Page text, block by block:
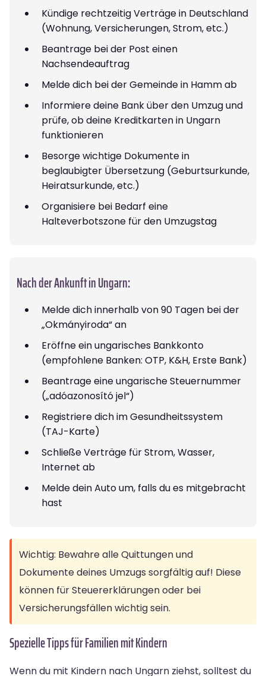
Kündige rechtzeitig Verträge in Deutschland
(Wohnung, Versicherungen, Strom, etc.)
Beantrage bei der Post einen
Nachsendeauftrag
Melde dich bei der Gemeinde in Hamm ab
Informiere deine Bank über den Umzug und
prüfe, ob deine Kreditkarten in Ungarn
funktionieren
Besorge wichtige Dokumente in
beglaubigter Übersetzung (Geburtsurkunde,
Heiratsurkunde, etc.)
Organisiere bei Bedarf eine
Halteverbotszone für den Umzugstag
Nach der Ankunft in Ungarn:
Melde dich innerhalb von 90 Tagen bei der
„Okmányiroda“ an
Eröffne ein ungarisches Bankkonto
(empfohlene Banken: OTP, K&H, Erste Bank)
Beantrage eine ungarische Steuernummer
(„adóazonosító jel“)
Registriere dich im Gesundheitssystem
(TAJ-Karte)
Schließe Verträge für Strom, Wasser,
Internet ab
Melde dein Auto um, falls du es mitgebracht
hast
Wichtig: Bewahre alle Quittungen und
Dokumente deines Umzugs sorgfältig auf! Diese
können für Steuererklärungen oder bei
Versicherungsfällen wichtig sein.
Spezielle Tipps für Familien mit Kindern
Wenn du mit Kindern nach Ungarn ziehst, solltest du